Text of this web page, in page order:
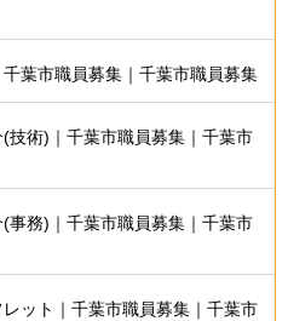
葉市職員募集｜千葉市職員募集
技術)｜千葉市職員募集｜千葉市
事務)｜千葉市職員募集｜千葉市
ット｜千葉市職員募集｜千葉市